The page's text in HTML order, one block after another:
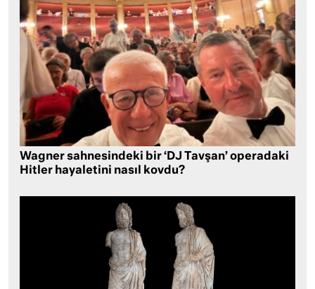
Wagner sahnesindeki bir ‘DJ Tavşan’ operadaki
Hitler hayaletini nasıl kovdu?